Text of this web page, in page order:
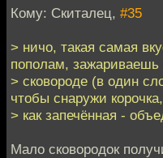
Кому: Скиталец, #35
> ничо, такая самая
пополам,
> сковороде (в один
чтобы снаружи
> как запечённая -
Мало сковородок